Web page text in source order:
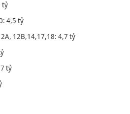
tỷ
4,5 tỷ
12B,14,17,18: 4,7 tỷ
tỷ